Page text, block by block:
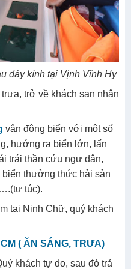
đáy kính tại Vịnh Vĩnh Hy
trở về khách sạn nhận
vận động biển với một số
hướng ra biển lớn, lấn
trái thần cứu ngư dân,
biển thưởng thức hải sản
túc).
tại Ninh Chữ, quý khách
( ĂN SÁNG, TRƯA)
khách tự do, sau đó trả